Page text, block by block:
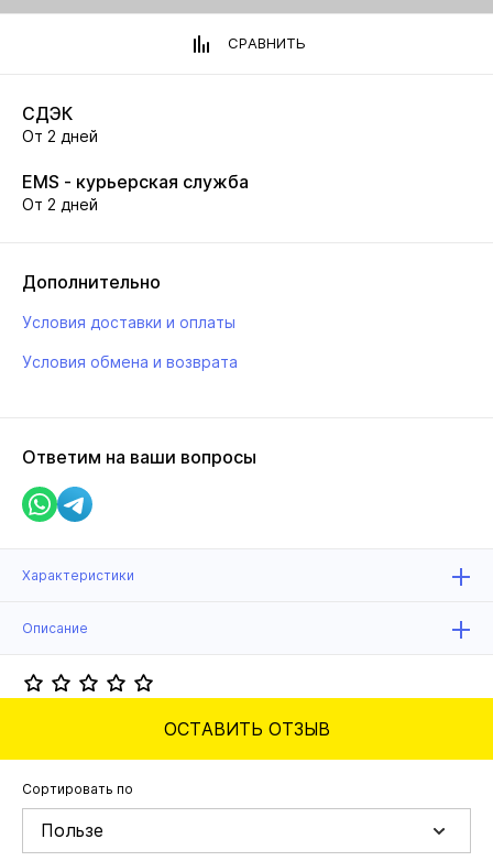
СРАВНИТЬ
СДЭК
От 2 дней
EMS - курьерская служба
От 2 дней
Дополнительно
Условия доставки и оплаты
Условия обмена и возврата
Ответим на ваши вопросы
Характеристики
Описание
ОСТАВИТЬ ОТЗЫВ
Сортировать по
Пользе